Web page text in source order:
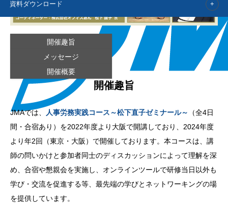
資料ダウンロード
開催趣旨
メッセージ
開催概要
開催趣旨
JMAでは、 人事労務実践コース～松下直子ゼミナール～
（全4日
間・合宿あり）を2022年度より大阪で開講しており、2024年度
より年2回（東京・大阪）で開催しております。本コースは、講
師の問いかけと参加者同士のディスカッションによって理解を深
め、合宿や懇親会を実施し、オンラインツールで研修当日以外も
学び・交流を促進する等、最先端の学びとネットワーキングの場
を提供しています。